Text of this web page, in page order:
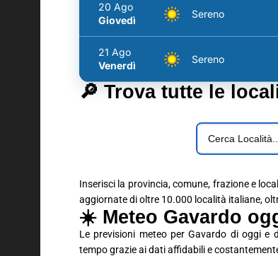
20 Ago
Giovedì
Sereno
21 Ago
Venerdì
Sereno
🔎 Trova tutte le
Inserisci la provincia, comune, frazione e
aggiornate di oltre 10.000 località italiane,
☀️ Meteo Gavardo
Le previsioni meteo per Gavardo di oggi e
tempo grazie ai dati affidabili e